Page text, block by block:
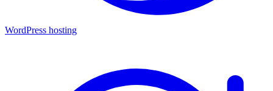
WordPress hosting